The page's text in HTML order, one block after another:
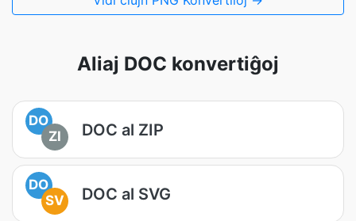
Aliaj DOC konvertiĝoj
DO
ZI
DOC al ZIP
DO
SV
DOC al SVG